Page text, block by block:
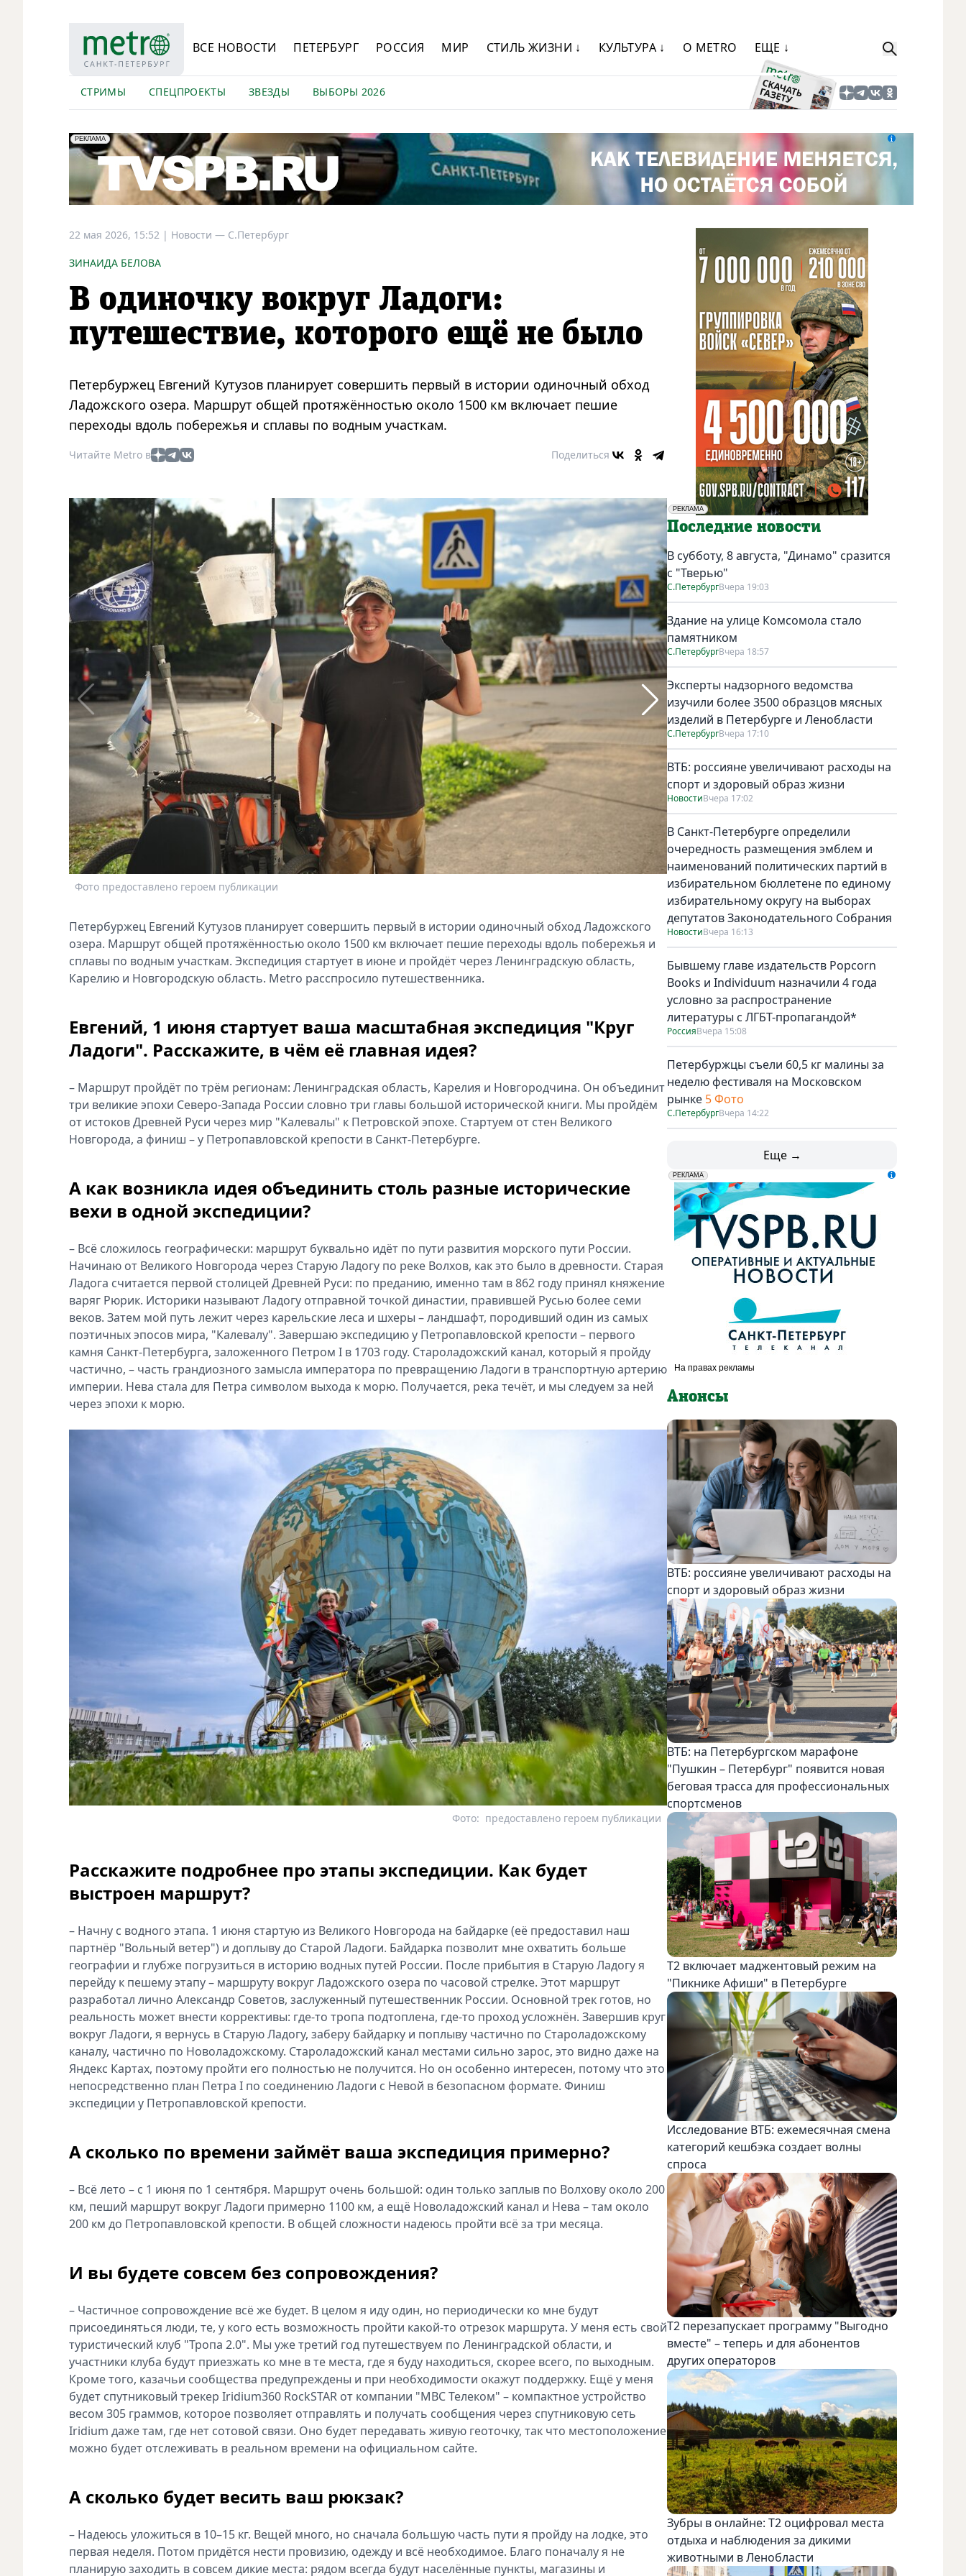
ВСЕ НОВОСТИ ПЕТЕРБУРГ РОССИЯ МИР СТИЛЬ ЖИЗНИ ↓ КУЛЬТУРА ↓ О METRO ЕЩЕ ↓
СТРИМЫ СПЕЦПРОЕКТЫ ЗВЕЗДЫ ВЫБОРЫ 2026
erid: LdtCK5Efv
РЕКЛАМА
АО "ГАТР", ИНН: 7841320717
22 мая 2026, 15:52 | Новости — С.Петербург
ЗИНАИДА БЕЛОВА
В одиночку вокруг Ладоги:
путешествие, которого ещё не было
Петербуржец Евгений Кутузов планирует совершить первый в истории одиночный обход
Ладожского озера. Маршрут общей протяжённостью около 1500 км включает пешие
переходы вдоль побережья и сплавы по водным участкам.
Читайте Metro в Поделиться
Фото предоставлено героем публикации Фото предоставлено героем публикации
Петербуржец Евгений Кутузов планирует совершить первый в истории одиночный обход Ладожского
озера. Маршрут общей протяжённостью около 1500 км включает пешие переходы вдоль побережья и
сплавы по водным участкам. Экспедиция стартует в июне и пройдёт через Ленинградскую область,
Карелию и Новгородскую область. Metro расспросило путешественника.
Евгений, 1 июня стартует ваша масштабная экспедиция "Круг
Ладоги". Расскажите, в чём её главная идея?
– Маршрут пройдёт по трём регионам: Ленинградская область, Карелия и Новгородчина. Он объединит
три великие эпохи Северо‑Запада России словно три главы большой исторической книги. Мы пройдём
от истоков Древней Руси через мир "Калевалы" к Петровской эпохе. Стартуем от стен Великого
Новгорода, а финиш – у Петропавловской крепости в Санкт‑Петербурге.
А как возникла идея объединить столь разные исторические
вехи в одной экспедиции?
– Всё сложилось географически: маршрут буквально идёт по пути развития морского пути России.
Начинаю от Великого Новгорода через Старую Ладогу по реке Волхов, как это было в древности. Старая
Ладога считается первой столицей Древней Руси: по преданию, именно там в 862 году принял княжение
варяг Рюрик. Историки называют Ладогу отправной точкой династии, правившей Русью более семи
веков. Затем мой путь лежит через карельские леса и шхеры – ландшафт, породивший один из самых
поэтичных эпосов мира, "Калевалу". Завершаю экспедицию у Петропавловской крепости – первого
камня Санкт‑Петербурга, заложенного Петром I в 1703 году. Староладожский канал, который я пройду
частично, – часть грандиозного замысла императора по превращению Ладоги в транспортную артерию
империи. Нева стала для Петра символом выхода к морю. Получается, река течёт, и мы следуем за ней
через эпохи к морю.
предоставлено героем публикации
Фото:
Расскажите подробнее про этапы экспедиции. Как будет
выстроен маршрут?
– Начну с водного этапа. 1 июня стартую из Великого Новгорода на байдарке (её предоставил наш
партнёр "Вольный ветер") и доплыву до Старой Ладоги. Байдарка позволит мне охватить больше
географии и глубже погрузиться в историю водных путей России. После прибытия в Старую Ладогу я
перейду к пешему этапу – маршруту вокруг Ладожского озера по часовой стрелке. Этот маршрут
разработал лично Александр Советов, заслуженный путешественник России. Основной трек готов, но
реальность может внести коррективы: где‑то тропа подтоплена, где‑то проход усложнён. Завершив круг
вокруг Ладоги, я вернусь в Старую Ладогу, заберу байдарку и поплыву частично по Староладожскому
каналу, частично по Новоладожскому. Староладожский канал местами сильно зарос, это видно даже на
Яндекс Картах, поэтому пройти его полностью не получится. Но он особенно интересен, потому что это
непосредственно план Петра I по соединению Ладоги с Невой в безопасном формате. Финиш
экспедиции у Петропавловской крепости.
А сколько по времени займёт ваша экспедиция примерно?
– Всё лето – с 1 июня по 1 сентября. Маршрут очень большой: один только заплыв по Волхову около 200
км, пеший маршрут вокруг Ладоги примерно 1100 км, а ещё Новоладожский канал и Нева – там около
200 км до Петропавловской крепости. В общей сложности надеюсь пройти всё за три месяца.
И вы будете совсем без сопровождения?
– Частичное сопровождение всё же будет. В целом я иду один, но периодически ко мне будут
присоединяться люди, те, у кого есть возможность пройти какой‑то отрезок маршрута. У меня есть свой
туристический клуб "Тропа 2.0". Мы уже третий год путешествуем по Ленинградской области, и
участники клуба будут приезжать ко мне в те места, где я буду находиться, скорее всего, по выходным.
Кроме того, казачьи сообщества предупреждены и при необходимости окажут поддержку. Ещё у меня
будет спутниковый трекер Iridium360 RockSTAR от компании "МВС Телеком" – компактное устройство
весом 305 граммов, которое позволяет отправлять и получать сообщения через спутниковую сеть
Iridium даже там, где нет сотовой связи. Оно будет передавать живую геоточку, так что местоположение
можно будет отслеживать в реальном времени на официальном сайте.
А сколько будет весить ваш рюкзак?
– Надеюсь уложиться в 10–15 кг. Вещей много, но сначала большую часть пути я пройду на лодке, это
первая неделя. Потом придётся нести провизию, одежду и всё необходимое. Благо поначалу я не
планирую заходить в совсем дикие места: рядом всегда будут населённые пункты, магазины и
РЕКЛАМА
Социальная реклама
Последние новости
В субботу, 8 августа, "Динамо" сразится
с "Тверью"
С.ПетербургВчера 19:03
Здание на улице Комсомола стало
памятником
С.ПетербургВчера 18:57
Эксперты надзорного ведомства
изучили более 3500 образцов мясных
изделий в Петербурге и Ленобласти
С.ПетербургВчера 17:10
ВТБ: россияне увеличивают расходы на
спорт и здоровый образ жизни
НовостиВчера 17:02
В Санкт-Петербурге определили
очередность размещения эмблем и
наименований политических партий в
избирательном бюллетене по единому
избирательному округу на выборах
депутатов Законодательного Собрания
НовостиВчера 16:13
Бывшему главе издательств Popcorn
Books и Individuum назначили 4 года
условно за распространение
литературы с ЛГБТ-пропагандой*
РоссияВчера 15:08
Петербуржцы съели 60,5 кг малины за
неделю фестиваля на Московском
рынке 5 Фото
С.ПетербургВчера 14:22
Еще →
erid: LdtCK5udn
РЕКЛАМА
АО "ГАТР", ИНН: 7841320717
Анонсы
ВТБ: россияне увеличивают расходы на
спорт и здоровый образ жизни
ВТБ: на Петербургском марафоне
"Пушкин – Петербург" появится новая
беговая трасса для профессиональных
спортсменов
Т2 включает маджентовый режим на
"Пикнике Афиши" в Петербурге
Исследование ВТБ: ежемесячная смена
категорий кешбэка создает волны
спроса
Т2 перезапускает программу "Выгодно
вместе" – теперь и для абонентов
других операторов
Зубры в онлайне: Т2 оцифровал места
отдыха и наблюдения за дикими
животными в Ленобласти